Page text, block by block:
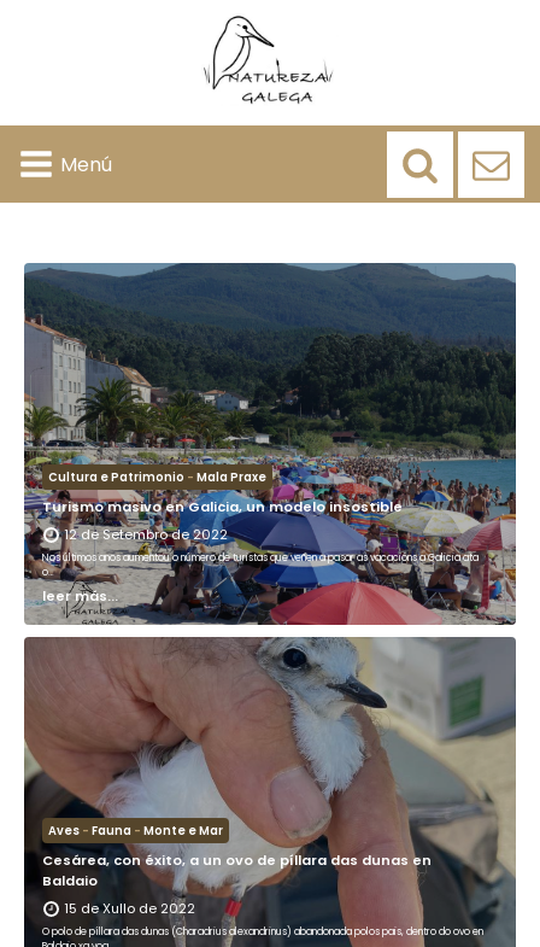
Menú
Cultura e Patrimonio - Mala Praxe
Turismo masivo en Galicia, un modelo insostible
12 de Setembro de 2022
Nos últimos anos aumentou o número de turistas que veñen a pasar as vacacións a Galicia ata
o…
leer más...
Aves - Fauna - Monte e Mar
Cesárea, con éxito, a un ovo de píllara das dunas en
Baldaio
15 de Xullo de 2022
O polo de píllara das dunas (Charadrius alexandrinus) abandonada polos pais, dentro do ovo en